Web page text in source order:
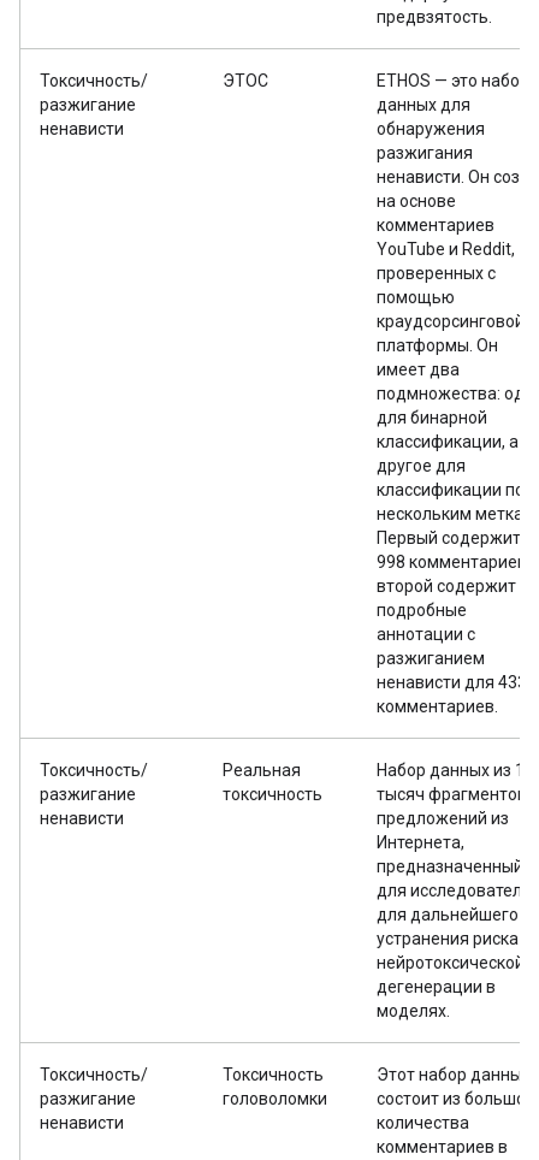
предвзятость.
Токсичность/
разжигание
ненависти
ЭТОС
ETHOS — это набор
данных для
обнаружения
разжигания
ненависти. Он
на основе
комментариев
YouTube и Reddit,
проверенных с
помощью
краудсорсинговой
платформы. Он
имеет два
подмножества:
для бинарной
классификации, а
другое для
классификации по
нескольким меткам.
Первый содержит
998 комментариев,
второй содержит
подробные
аннотации с
разжиганием
ненависти для 433
комментариев.
Токсичность/
разжигание
ненависти
Реальная
токсичность
Набор данных из
тысяч фрагментов
предложений из
Интернета,
предназначенный
для
для дальнейшего
устранения риска
нейротоксической
дегенерации в
моделях.
Токсичность/
разжигание
ненависти
Токсичность
головоломки
Этот набор данных
состоит из
количества
комментариев в